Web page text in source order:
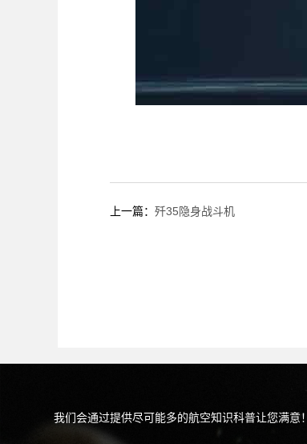
上一篇： 歼35隐身战斗机
我们会通过提供尽可能多的航空知识科普让您满意！